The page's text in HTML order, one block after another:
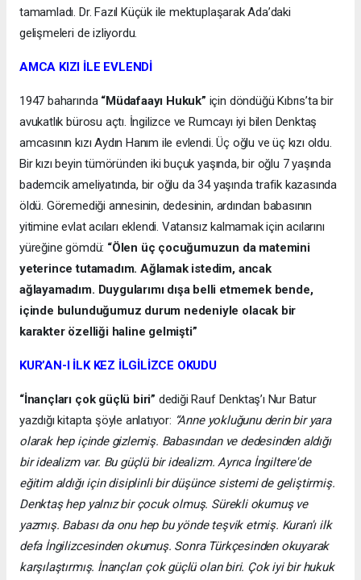
tamamladı. Dr. Fazıl Küçük ile mektuplaşarak Ada’daki
gelişmeleri de izliyordu.
AMCA KIZI İLE EVLENDİ
1947 baharında “Müdafaayı Hukuk” için döndüğü Kıbrıs’ta bir
avukatlık bürosu açtı. İngilizce ve Rumcayı iyi bilen Denktaş
amcasının kızı Aydın Hanım ile evlendi. Üç oğlu ve üç kızı oldu.
Bir kızı beyin tümöründen iki buçuk yaşında, bir oğlu 7 yaşında
bademcik ameliyatında, bir oğlu da 34 yaşında trafik kazasında
öldü. Göremediği annesinin, dedesinin, ardından babasının
yitimine evlat acıları eklendi. Vatansız kalmamak için acılarını
yüreğine gömdü: “Ölen üç çocuğumuzun da matemini
yeterince tutamadım. Ağlamak istedim, ancak
ağlayamadım. Duygularımı dışa belli etmemek bende,
içinde bulunduğumuz durum nedeniyle olacak bir
karakter özelliği haline gelmişti”
KUR’AN-I İLK KEZ İLGİLİZCE OKUDU
“İnançları çok güçlü biri” dediği Rauf Denktaş’ı Nur Batur
yazdığı kitapta şöyle anlatıyor: “Anne yokluğunu derin bir yara
olarak hep içinde gizlemiş. Babasından ve dedesinden aldığı
bir idealizm var. Bu güçlü bir idealizm. Ayrıca İngiltere'de
eğitim aldığı için disiplinli bir düşünce sistemi de geliştirmiş.
Denktaş hep yalnız bir çocuk olmuş. Sürekli okumuş ve
yazmış. Babası da onu hep bu yönde teşvik etmiş. Kuran'ı ilk
defa İngilizcesinden okumuş. Sonra Türkçesinden okuyarak
karşılaştırmış. İnançları çok güçlü olan biri. Çok iyi bir hukuk